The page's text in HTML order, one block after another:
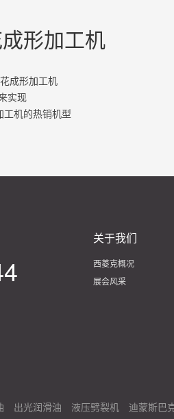
形加工机
成形加工机
实现
工机的热销机型
关于我们
西菱克概况
展会风采
出光润滑油 液压劈裂机
迪蒙斯巴